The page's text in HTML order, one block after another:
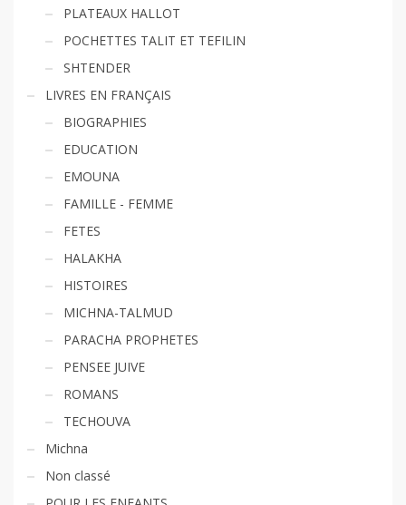
PLATEAUX HALLOT
POCHETTES TALIT ET TEFILIN
SHTENDER
LIVRES EN FRANÇAIS
BIOGRAPHIES
EDUCATION
EMOUNA
FAMILLE - FEMME
FETES
HALAKHA
HISTOIRES
MICHNA-TALMUD
PARACHA PROPHETES
PENSEE JUIVE
ROMANS
TECHOUVA
Michna
Non classé